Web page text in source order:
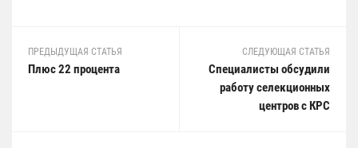
ПРЕДЫДУЩАЯ СТАТЬЯ
Плюс 22 процента
СЛЕДУЮЩАЯ СТАТЬЯ
Специалисты обсудили
работу селекционных
центров с КРС